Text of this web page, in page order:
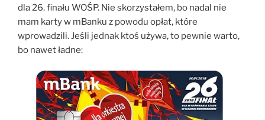
dla 26. finału WOŚP. Nie skorzystałem, bo nadal nie
mam karty w mBanku z powodu opłat, które
wprowadzili. Jeśli jednak ktoś używa, to pewnie warto,
bo nawet ładne: